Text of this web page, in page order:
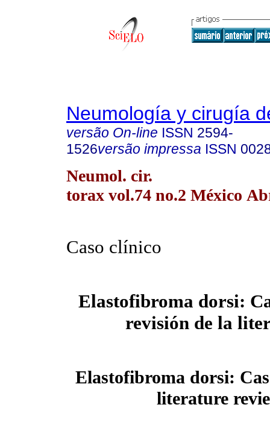
Neumología y cirugía
versão On-line ISSN 2594-
1526versão impressa ISSN
Neumol. cir.
torax vol.74 no.2 México
Caso clínico
Elastofibroma dorsi:
revisión de la
Elastofibroma dorsi:
literature